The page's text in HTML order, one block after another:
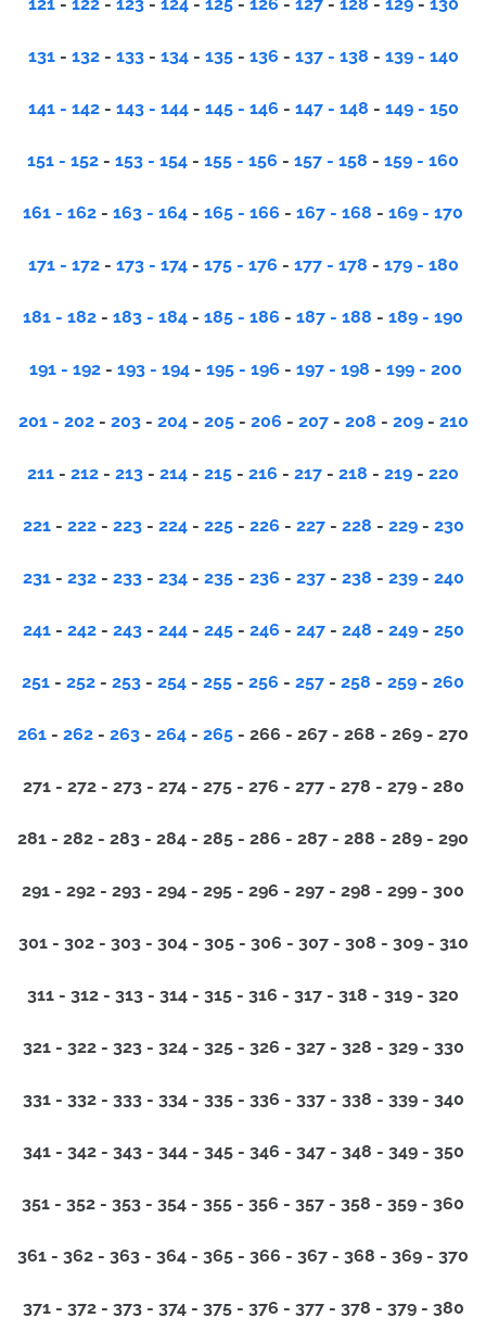
131- 132- 133- 134- 135- 136 - 137 - 138 - 139 - 140
141 - 142- 143 - 144- 145 - 146 - 147 - 148 - 149 - 150
151 - 152 - 153 - 154 - 155 - 156 - 157 - 158 - 159 - 160
161 - 162 - 163 - 164 - 165 - 166 - 167 - 168 - 169 - 170
171 - 172- 173 - 174- 175 - 176 - 177 - 178 - 179 - 180
181 - 182 - 183 - 184 - 185 - 186 - 187 - 188 - 189 - 190
191 - 192- 193 - 194- 195 - 196 - 197 - 198 - 199 - 200
201 - 202- 203 - 204- 205 - 206 - 207- 208 - 209- 210
211 - 212 - 213 - 214 - 215 - 216 - 217 - 218 - 219 - 220
221 - 222 - 223- 224 - 225 - 226 - 227 - 228 - 229 - 230
231 - 232 - 233 - 234 - 235 - 236 - 237 - 238 - 239 - 240
241 - 242 - 243 - 244 - 245 - 246 - 247 - 248 - 249 - 250
251 - 252 - 253 - 254 - 255 - 256 - 257 - 258 - 259 - 260
261 - 262 - 263 - 264 - 265 - 266 - 267 - 268 - 269 - 270
271 - 272 - 273 - 274 - 275 - 276 - 277 - 278 - 279 - 280
281 - 282 - 283 - 284 - 285 - 286 - 287 - 288 - 289 - 290
291 - 292 - 293 - 294 - 295 - 296 - 297 - 298 - 299 - 300
301 - 302 - 303 - 304 - 305 - 306 - 307 - 308 - 309 - 310
311 - 312 - 313 - 314 - 315 - 316 - 317 - 318 - 319 - 320
321 - 322 - 323 - 324 - 325 - 326 - 327 - 328 - 329 - 330
331 - 332 - 333 - 334 - 335 - 336 - 337 - 338 - 339 - 340
341 - 342 - 343 - 344 - 345 - 346 - 347 - 348 - 349 - 350
351 - 352 - 353 - 354 - 355 - 356 - 357 - 358 - 359 - 360
361 - 362 - 363 - 364 - 365 - 366 - 367 - 368 - 369 - 370
371 - 372 - 373 - 374 - 375 - 376 - 377 - 378 - 379 - 380